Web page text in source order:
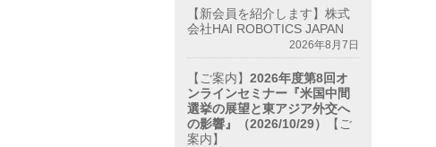
【新会員を紹介します】株式
会社HAI ROBOTICS JAPAN
2026年8月7日
【ご案内】2026年度第8回オ
ンラインセミナー『米国中間
選挙の展望と東アジア外交へ
の影響』（2026/10/29）
【ご
案内】